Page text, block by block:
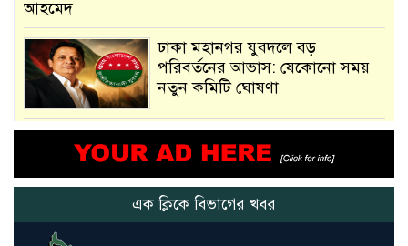
আহমেদ
ঢাকা মহানগর যুবদলে বড়
পরিবর্তনের আভাস: যেকোনো সময়
নতুন কমিটি ঘোষণা
মানুষের উপকার হয় : প্রধানমন্ত্রী
এক ক্লিকে বিভাগের খবর